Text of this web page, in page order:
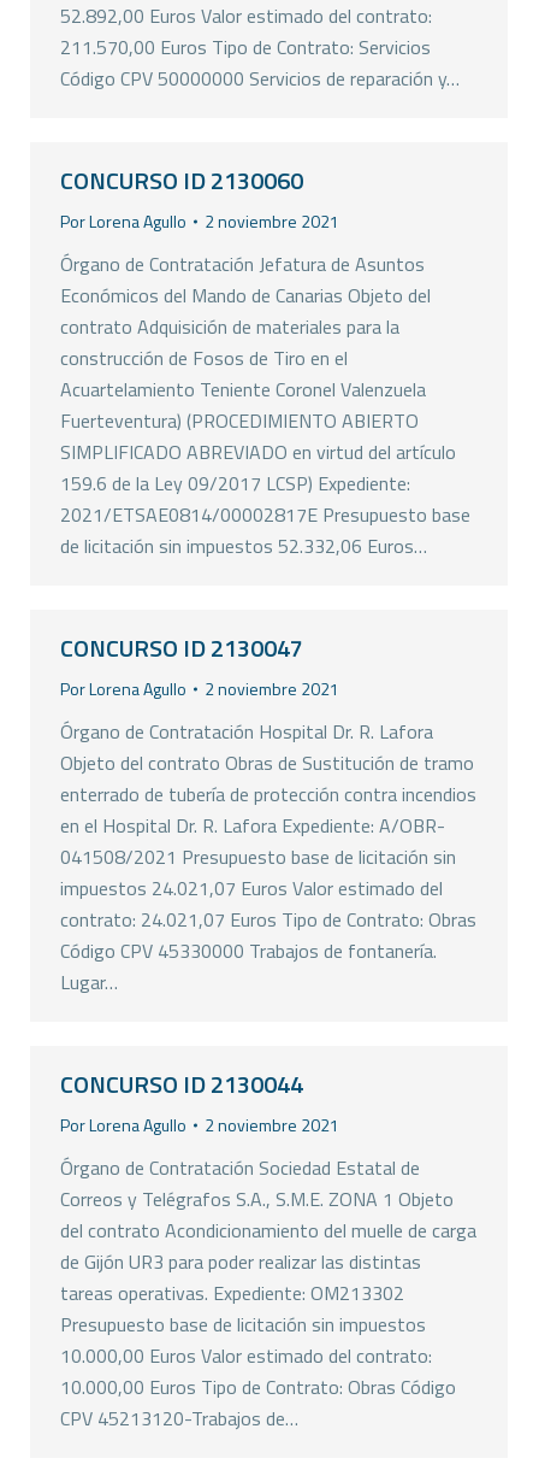
52.892,00 Euros Valor estimado del contrato:
211.570,00 Euros Tipo de Contrato: Servicios
Código CPV 50000000 Servicios de reparación y…
CONCURSO ID 2130060
PorLorena Agullo 2 noviembre 2021
Órgano de Contratación Jefatura de Asuntos
Económicos del Mando de Canarias Objeto del
contrato Adquisición de materiales para la
construcción de Fosos de Tiro en el
Acuartelamiento Teniente Coronel Valenzuela
Fuerteventura) (PROCEDIMIENTO ABIERTO
SIMPLIFICADO ABREVIADO en virtud del artículo
159.6 de la Ley 09/2017 LCSP) Expediente:
2021/ETSAE0814/00002817E Presupuesto base
de licitación sin impuestos 52.332,06 Euros…
CONCURSO ID 2130047
PorLorena Agullo 2 noviembre 2021
Órgano de Contratación Hospital Dr. R. Lafora
Objeto del contrato Obras de Sustitución de tramo
enterrado de tubería de protección contra incendios
en el Hospital Dr. R. Lafora Expediente: A/OBR-
041508/2021 Presupuesto base de licitación sin
impuestos 24.021,07 Euros Valor estimado del
contrato: 24.021,07 Euros Tipo de Contrato: Obras
Código CPV 45330000 Trabajos de fontanería.
Lugar…
CONCURSO ID 2130044
PorLorena Agullo 2 noviembre 2021
Órgano de Contratación Sociedad Estatal de
Correos y Telégrafos S.A., S.M.E. ZONA 1 Objeto
del contrato Acondicionamiento del muelle de carga
de Gijón UR3 para poder realizar las distintas
tareas operativas. Expediente: OM213302
Presupuesto base de licitación sin impuestos
10.000,00 Euros Valor estimado del contrato:
10.000,00 Euros Tipo de Contrato: Obras Código
CPV 45213120-Trabajos de…